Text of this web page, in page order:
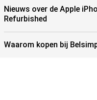
Nieuws over de Apple
Refurbished
Waarom kopen bij